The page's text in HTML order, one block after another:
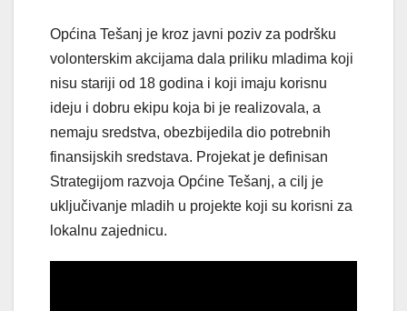
Općina Tešanj je kroz javni poziv za podršku
volonterskim akcijama dala priliku mladima koji
nisu stariji od 18 godina i koji imaju korisnu
ideju i dobru ekipu koja bi je realizovala, a
nemaju sredstva, obezbijedila dio potrebnih
finansijskih sredstava. Projekat je definisan
Strategijom razvoja Općine Tešanj, a cilj je
uključivanje mladih u projekte koji su korisni za
lokalnu zajednicu.